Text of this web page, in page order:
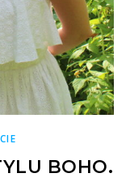
BOHO.